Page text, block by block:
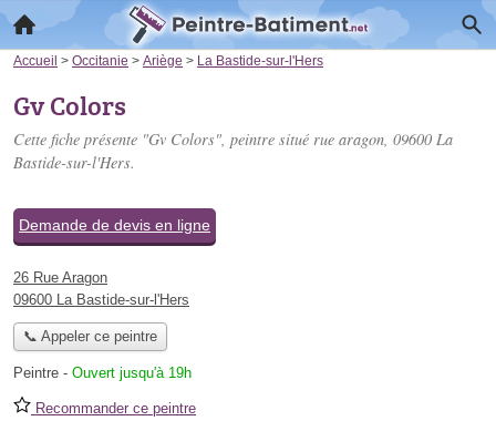
Accueil > Occitanie > Ariège > La Bastide-sur-l'Hers
Gv Colors
Cette fiche présente "Gv Colors", peintre situé rue aragon, 09600 La
Bastide-sur-l'Hers.
Demande de devis en ligne
26 Rue Aragon
09600 La Bastide-sur-l'Hers
📞 Appeler ce peintre
Peintre - Ouvert jusqu'à 19h
Recommander ce peintre